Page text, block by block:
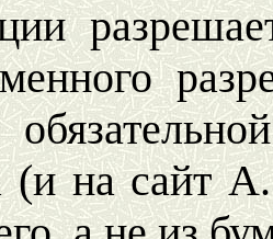
(и на сайт А.